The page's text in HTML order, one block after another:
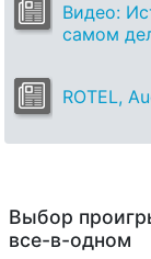
Видео:
самом
ROTEL,
Выбор
все-в-одном